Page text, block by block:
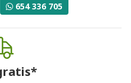
654 336 705